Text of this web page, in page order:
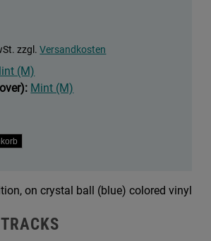
zzgl.Versandkosten
(M)
Mint (M)
on crystal ball (blue) colored vinyl
TRACKS